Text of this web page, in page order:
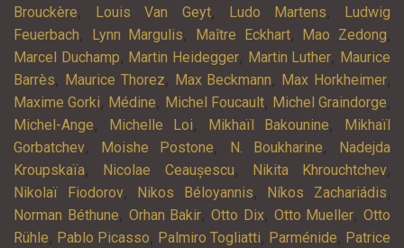
Brouckère, Louis Van Geyt, Ludo Martens, Ludwig
Feuerbach, Lynn Margulis, Maître Eckhart, Mao Zedong,
Marcel Duchamp, Martin Heidegger, Martin Luther, Maurice
Barrès, Maurice Thorez, Max Beckmann, Max Horkheimer,
Maxime Gorki, Médine, Michel Foucault, Michel Graindorge,
Michel-Ange, Michelle Loi, Mikhaïl Bakounine, Mikhaïl
Gorbatchev, Moishe Postone, N. Boukharine, Nadejda
Kroupskaïa, Nicolae Ceaușescu, Nikita Khrouchtchev,
Nikolaï Fiodorov, Nikos Béloyannis, Níkos Zachariádis,
Norman Béthune, Orhan Bakir, Otto Dix, Otto Mueller, Otto
Rühle, Pablo Picasso, Palmiro Togliatti, Parménide, Patrice